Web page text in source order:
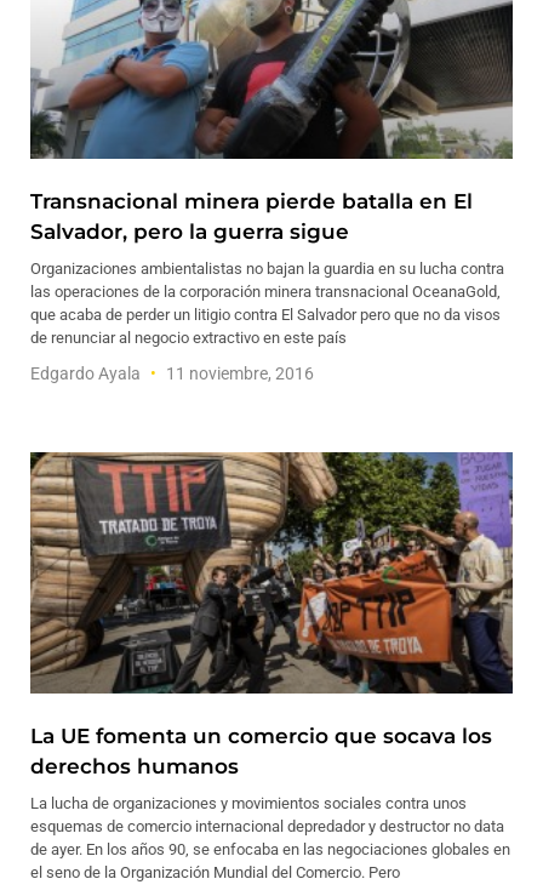
Transnacional minera pierde batalla en El
Salvador, pero la guerra sigue
Organizaciones ambientalistas no bajan la guardia en su lucha contra
las operaciones de la corporación minera transnacional OceanaGold,
que acaba de perder un litigio contra El Salvador pero que no da visos
de renunciar al negocio extractivo en este país
Edgardo Ayala 11 noviembre, 2016
La UE fomenta un comercio que socava los
derechos humanos
La lucha de organizaciones y movimientos sociales contra unos
esquemas de comercio internacional depredador y destructor no data
de ayer. En los años 90, se enfocaba en las negociaciones globales en
el seno de la Organización Mundial del Comercio. Pero